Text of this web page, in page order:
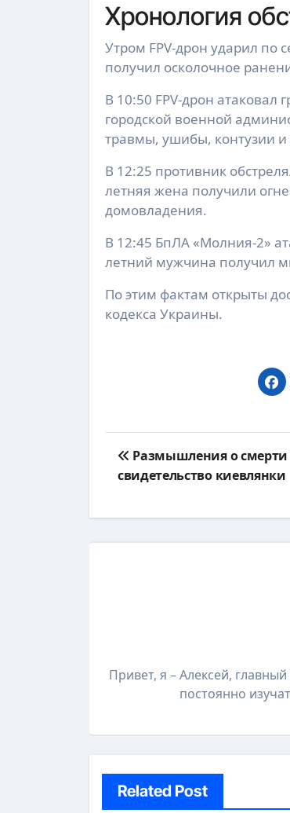
Хронология
Утром FPV-дрон ударил по
получил осколочное
В 10:50 FPV-дрон атаковал
городской военной
травмы, ушибы, контузии
В 12:25 противник
летняя жена получили
домовладения.
В 12:45 БпЛА «Молния-2»
летний мужчина получил
По этим фактам открыты
кодекса Украины.
Навигация
по
Размышления о
свидетельство киевлянки
Привет, я – Алексей,
постоянно
Related Post